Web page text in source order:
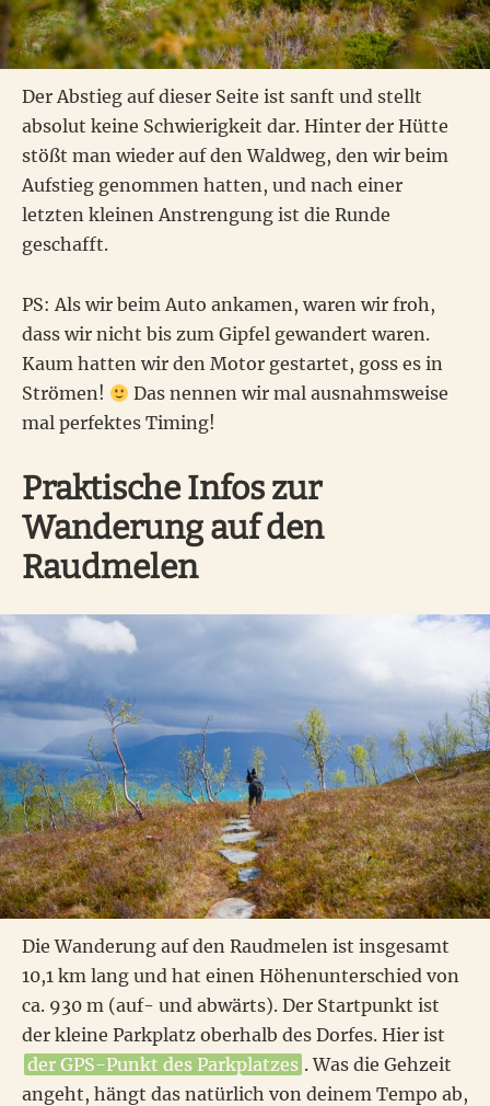
Der Abstieg auf dieser Seite ist sanft und stellt
absolut keine Schwierigkeit dar. Hinter der Hütte
stößt man wieder auf den Waldweg, den wir beim
Aufstieg genommen hatten, und nach einer
letzten kleinen Anstrengung ist die Runde
geschafft.
PS: Als wir beim Auto ankamen, waren wir froh,
dass wir nicht bis zum Gipfel gewandert waren.
Kaum hatten wir den Motor gestartet, goss es in
Strömen!
Das nennen wir mal ausnahmsweise
mal perfektes Timing!
Praktische Infos zur
Wanderung auf den
Raudmelen
Die Wanderung auf den Raudmelen ist insgesamt
10,1 km lang und hat einen Höhenunterschied von
ca. 930 m (auf- und abwärts). Der Startpunkt ist
der kleine Parkplatz oberhalb des Dorfes. Hier ist
der GPS-Punkt des Parkplatzes . Was die Gehzeit
angeht, hängt das natürlich von deinem Tempo ab,